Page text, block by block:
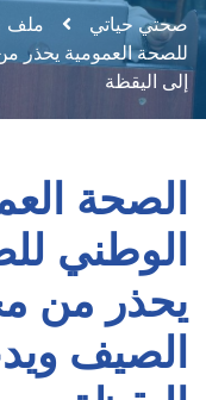
صحتي حياتي ملف
للصحة العمومية يحذر
إلى اليقظة
الصحة
الوطني
يحذر من
الصيف